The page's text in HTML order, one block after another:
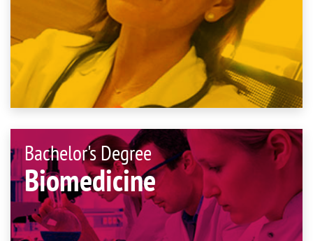
Bachelor's Degree
Biomedicine